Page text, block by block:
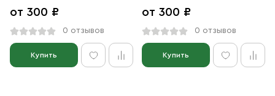
от 300 ₽
0 отзывов
Купить
от 300 ₽
0 отзывов
Купить